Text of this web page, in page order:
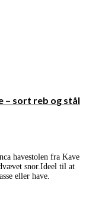
– sort reb og stål
havestolen fra Kave
snor.Ideel til at
eller have.